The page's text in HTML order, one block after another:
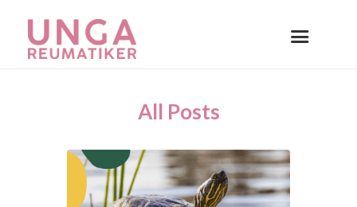
All Posts